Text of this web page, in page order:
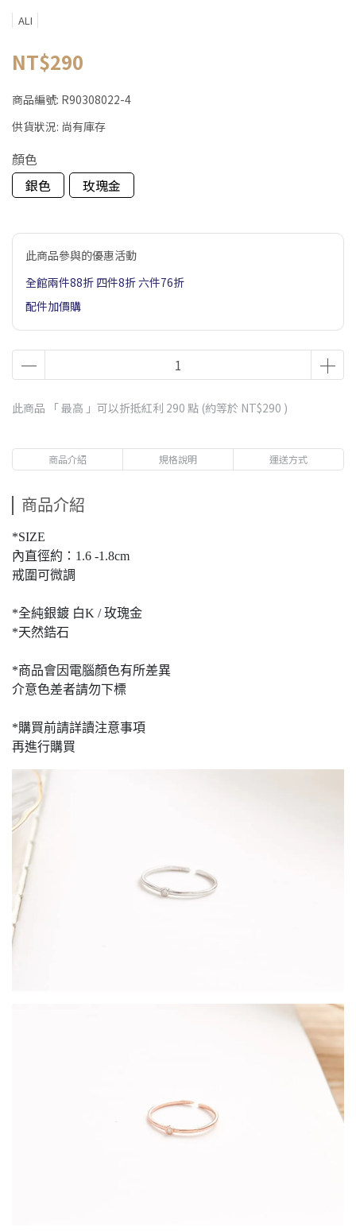
ALI
NT$290
商品編號: R90308022-4
供貨狀況: 尚有庫存
顏色
銀色
玫瑰金
此商品參與的優惠活動
全館兩件88折 四件8折 六件76折
配件加價購
此商品 「 最高 」可以折抵紅利 290 點 (約等於 NT$290 )
商品介紹 規格說明 運送方式
商品介紹
*SIZE
內直徑約：1.6 -1.8cm
戒圍可微調
*全純銀鍍 白K / 玫瑰金
*天然鋯石
*商品會因電腦顏色有所差異
介意色差者請勿下標
*購買前請詳讀注意事項
再進行購買